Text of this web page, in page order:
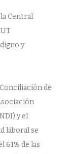
Central
y
de
y el
laboral se
61% de las